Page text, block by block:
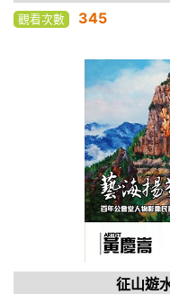
觀看次數 345
征山遊